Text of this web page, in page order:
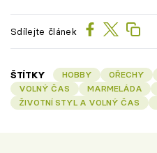
Sdílejte článek
ŠTÍTKY HOBBY OŘECHY
VOLNÝ ČAS
MARMELÁDA
ŽIVOTNÍ STYL A VOLNÝ ČAS